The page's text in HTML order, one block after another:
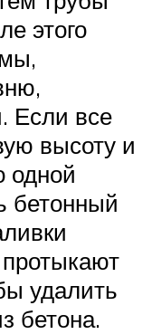
этого
Если все
высоту и
одной
бетонный
протыкают
удалить
бетона.